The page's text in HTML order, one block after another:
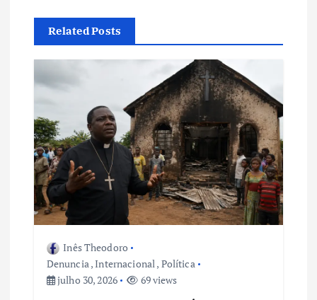
ã
o
d
e
P
o
s
Related Posts
Inês Theodoro
Denuncia ,Internacional , Política
julho 30, 2026
69 views